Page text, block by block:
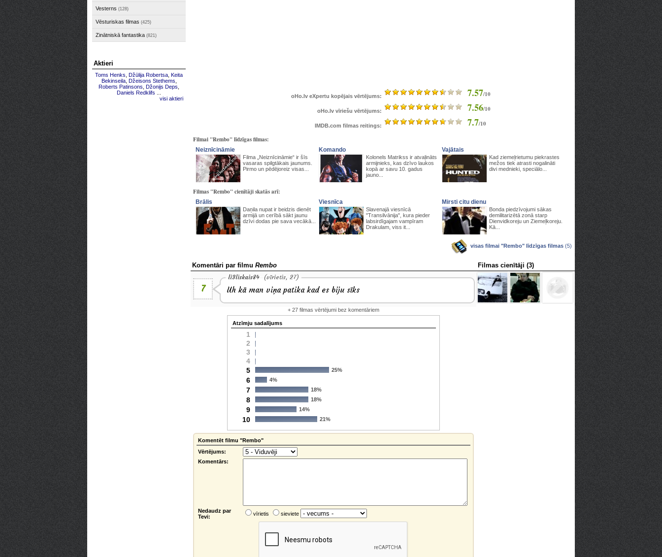
Vesterns (128)
Vēsturiskas filmas (425)
Zinātniskā fantastika (821)
Aktieri
Toms Henks Džūlija Robertsa Keita
Bekinseila, Džeisons Stethems
Roberts Patinsons Džonijs Deps
Daniels Redklifs
visi aktieri
oHo.lv eXpertu kopējais vērtējums: 7.57/10
oHo.lv vīriešu vērtējums: 7.56/10
IMDB.com filmas reitings: 7.7/10
Filmai "Rembo" līdzīgas filmas:
Neiznīcināmie
Filma „Neiznīcināmie“ ir šīs
vasaras spilgtākais jaunums.
Pirmo un pēdējoreiz visas...
Komando
Kolonels Matrikss ir atvaļināts
armijnieks, kas dzīvo laukos
kopā ar savu 10. gadus
jauno...
Vajātais
Kad ziemeļrietumu piekrastes
mežos tiek atrasti nogalināti
divi mednieki, speciālo...
Filmas "Rembo" cienītāji skatās arī:
Brālis
Daņila nupat ir beidzis dienēt
armijā un cerībā sākt jaunu
dzīvi dodas pie sava vecākā...
Viesnīca
Slavenajā viesnīcā
"Transilvānija", kura pieder
labsirdīgajam vampīram
Drakulam, viss it...
Mirsti citu dienu
Bonda piedzīvojumi sākas
demilitarizētā zonā starp
Dienvidkoreju un Ziemeļkoreju.
Kā...
visas filmai "Rembo" līdzīgas filmas (5)
Komentāri par filmu Rembo
7
li3liskais84 (vīrietis, 27)
Uh kā man viņa patika kad es biju sīks
+ 27 filmas vērtējumi bez komentāriem
Atzīmju sadalījums
1
2
3
4
5
25%
6 4%
7 18%
8 18%
9 14%
10 21%
Komentēt filmu "Rembo"
Vērtējums:
Komentārs:
Nedaudz par
Tevi:
vīrietis sieviete
Filmas cienītāji (3)